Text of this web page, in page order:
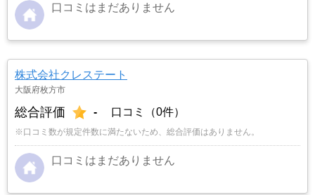
口コミはまだありません
株式会社クレステート
大阪府枚方市
総合評価 - 口コミ（0件）
※口コミ数が規定件数に満たないため、総合評価はありません。
口コミはまだありません